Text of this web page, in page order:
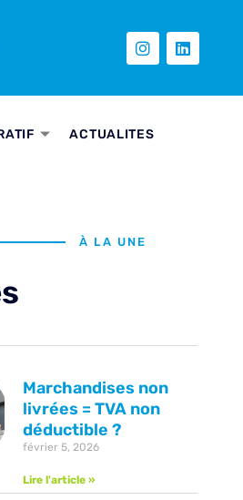
ACTUALITES
À LA UNE
Marchandises non
livrées = TVA non
déductible ?
février 5, 2026
Lire l'article »